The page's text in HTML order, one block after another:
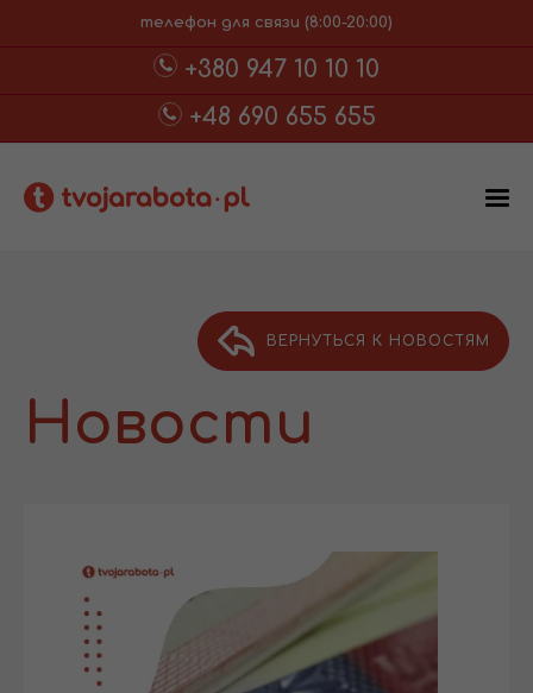
телефон для связи (8:00-20:00)
+380 947 10 10 10
+48 690 655 655
ВЕРНУТЬСЯ К НОВОСТЯМ
Новости